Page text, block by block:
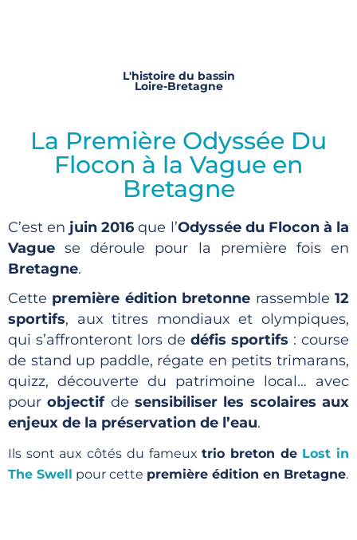
L'histoire du bassin
Loire-Bretagne
La Première Odyssée Du
Flocon à la Vague en
Bretagne
C’est en juin 2016 que l’Odyssée du Flocon à la
Vague se déroule pour la première fois en
Bretagne.
Cette première édition bretonne rassemble12
sportifs, aux titres mondiaux et olympiques,
qui s’affronteront lors de défis sportifs : course
de stand up paddle, régate en petits trimarans,
quizz, découverte du patrimoine local… avec
pourobjectifdesensibiliser les scolaires aux
enjeux de la préservation de l’eau.
Ils sont aux côtés du fameuxtrio breton de Lost in
The Swell pour cette première édition en Bretagne.